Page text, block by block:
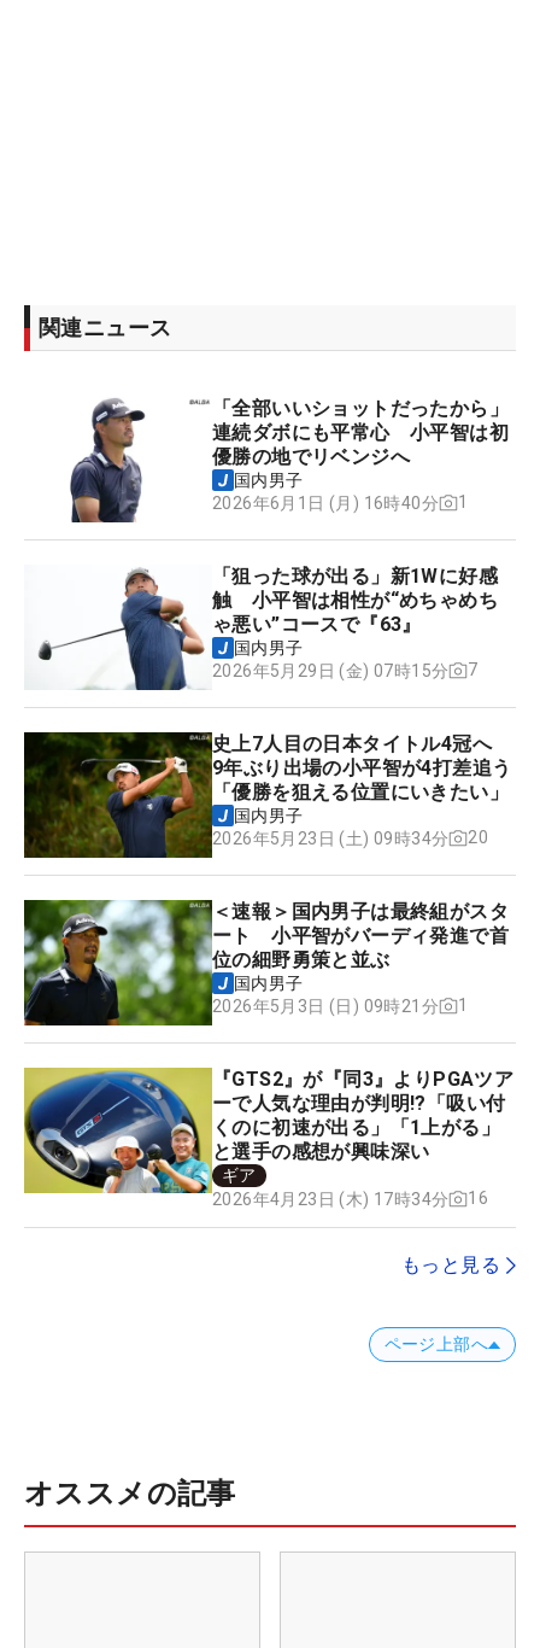
関連ニュース
「全部いいショットだったから」
連続ダボにも平常心 小平智は初
優勝の地でリベンジへ
国内男子
2026年6月1日 (月) 16時40分
1
「狙った球が出る」新1Wに好感
触 小平智は相性が“めちゃめち
ゃ悪い”コースで『63』
国内男子
2026年5月29日 (金) 07時15分
7
史上7人目の日本タイトル4冠へ
9年ぶり出場の小平智が4打差追う
「優勝を狙える位置にいきたい」
国内男子
2026年5月23日 (土) 09時34分
20
＜速報＞国内男子は最終組がスタ
ート 小平智がバーディ発進で首
位の細野勇策と並ぶ
国内男子
2026年5月3日 (日) 09時21分
1
『GTS2』が『同3』よりPGAツア
ーで人気な理由が判明!?「吸い付
くのに初速が出る」「1上がる」
と選手の感想が興味深い
ギア
2026年4月23日 (木) 17時34分
16
もっと見る
ページ上部へ
オススメの記事